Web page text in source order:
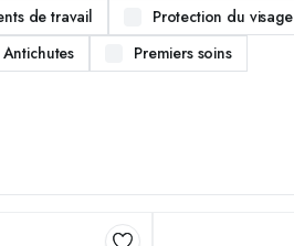
de travail Protection du visage
Antichutes Premiers soins